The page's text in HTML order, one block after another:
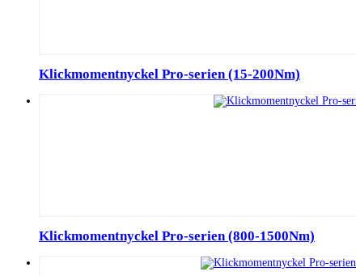
Klickmomentnyckel Pro-serien (15-200Nm)
Klickmomentnyckel Pro-serien (800-1500Nm)